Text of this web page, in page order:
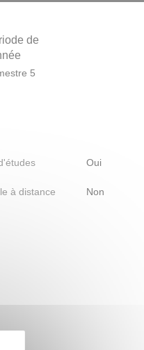
de
5
Oui
à distance Non